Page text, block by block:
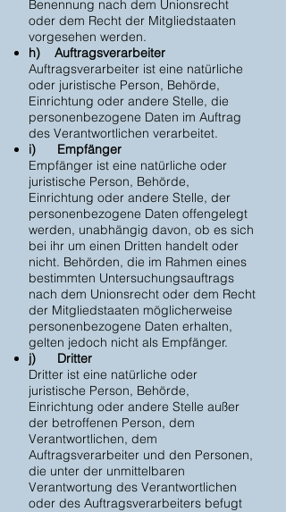
Benennung nach dem Unionsrecht
oder dem Recht der Mitgliedstaaten
vorgesehen werden.
h) Auftragsverarbeiter
Auftragsverarbeiter ist eine natürliche
oder juristische Person, Behörde,
Einrichtung oder andere Stelle, die
personenbezogene Daten im Auftrag
des Verantwortlichen verarbeitet.
i) Empfänger
Empfänger ist eine natürliche oder
juristische Person, Behörde,
Einrichtung oder andere Stelle, der
personenbezogene Daten offengelegt
werden, unabhängig davon, ob es sich
bei ihr um einen Dritten handelt oder
nicht. Behörden, die im Rahmen eines
bestimmten Untersuchungsauftrags
nach dem Unionsrecht oder dem Recht
der Mitgliedstaaten möglicherweise
personenbezogene Daten erhalten,
gelten jedoch nicht als Empfänger.
j) Dritter
Dritter ist eine natürliche oder
juristische Person, Behörde,
Einrichtung oder andere Stelle außer
der betroffenen Person, dem
Verantwortlichen, dem
Auftragsverarbeiter und den Personen,
die unter der unmittelbaren
Verantwortung des Verantwortlichen
oder des Auftragsverarbeiters befugt